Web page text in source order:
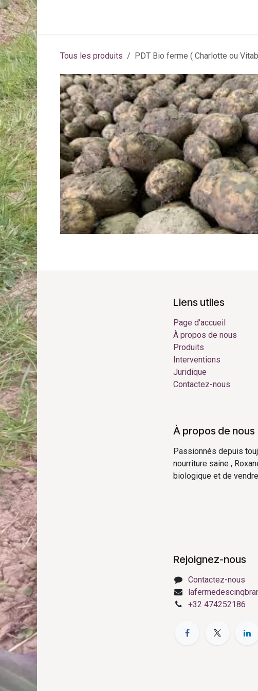
Se rendre au contenu
Tous les produits PDT Bio ferme ( Charlotte ou
Liens utiles
Page d'accueil
À propos de nous
Produits
Interventions
Juridique
Contactez-nous
À propos de nous
Passionnés depuis
nourriture saine ,
biologique et de
Rejoignez-nous
Contactez-nous
+32 474252186